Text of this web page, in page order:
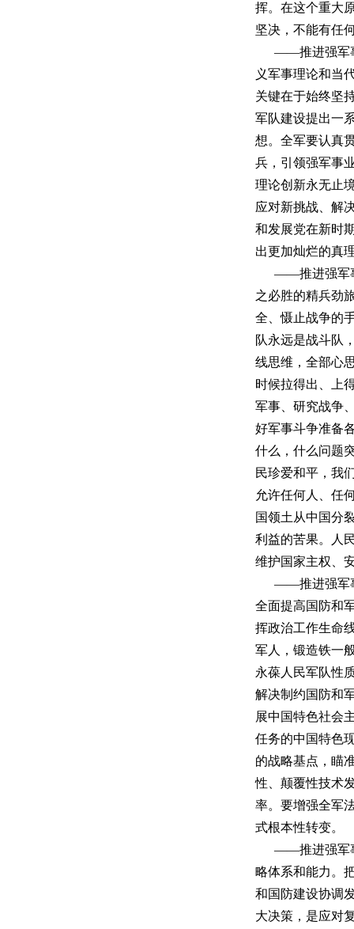
挥。在这个重大
坚决，不能有任
——推进强军
义军事理论和当
关键在于始终坚
军队建设提出一
想。全军要认真
兵，引领强军事
理论创新永无止
应对新挑战、解
和发展党在新时
出更加灿烂的真
——推进强军
之必胜的精兵劲
全、慑止战争的
队永远是战斗队
线思维，全部心
时候拉得出、上
军事、研究战争
好军事斗争准备
什么，什么问题
民珍爱和平，我
允许任何人、任
国领土从中国分
利益的苦果。人
维护国家主权、
——推进强军
全面提高国防和
挥政治工作生命
军人，锻造铁一
永葆人民军队性
解决制约国防和
展中国特色社会
任务的中国特色
的战略基点，瞄
性、颠覆性技术
率。要增强全军
式根本性转变。
——推进强军
略体系和能力。
和国防建设协调
大决策，是应对